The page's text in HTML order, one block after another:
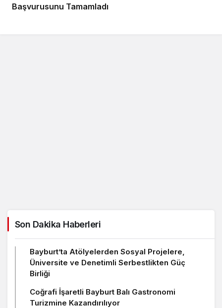
Başvurusunu Tamamladı
Son Dakika Haberleri
Bayburt’ta Atölyelerden Sosyal Projelere,
Üniversite ve Denetimli Serbestlikten Güç
Birliği
Coğrafi İşaretli Bayburt Balı Gastronomi
Turizmine Kazandırılıyor